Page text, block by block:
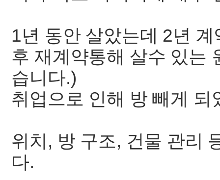
1년 동안 살았는데 2년
후 재계약통해 살수 있는
습니다.)
취업으로 인해 방 빼게 되
위치, 방 구조, 건물 관리
다.